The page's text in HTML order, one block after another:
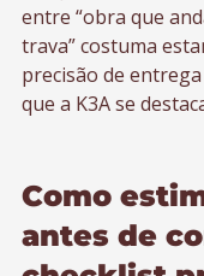
entre “obra que
trava” costuma
precisão de
que a K3A se
Como
antes de